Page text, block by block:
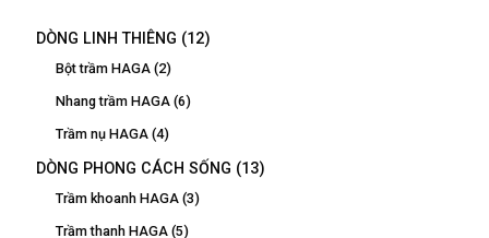
DÒNG LINH THIÊNG (12)
Bột trầm HAGA (2)
Nhang trầm HAGA (6)
Trầm nụ HAGA (4)
DÒNG PHONG CÁCH SỐNG (13)
Trầm khoanh HAGA (3)
Trầm thanh HAGA (5)